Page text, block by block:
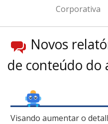
Corporativa
Novos
de conteúdo do
Visando aumentar o